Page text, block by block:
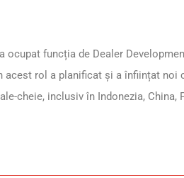
ocupat funcția de Dealer
acest rol a planificat și a înființat noi
cheie, inclusiv în Indonezia, China,